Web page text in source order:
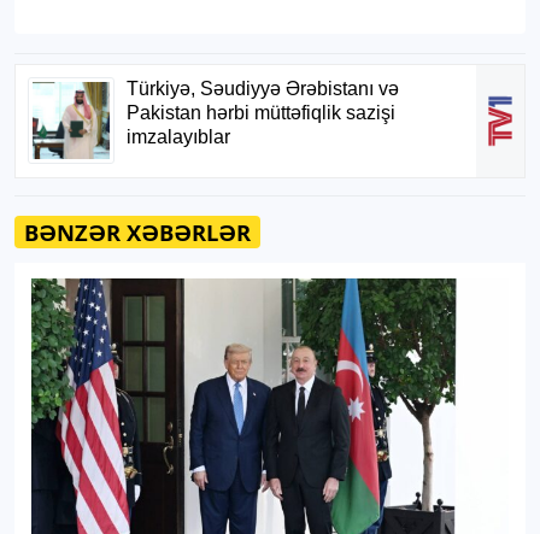
BƏNZƏR XƏBƏRLƏR